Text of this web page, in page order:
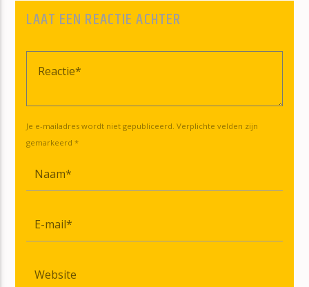
LAAT EEN REACTIE ACHTER
Je e-mailadres wordt niet gepubliceerd. Verplichte velden zijn
gemarkeerd *